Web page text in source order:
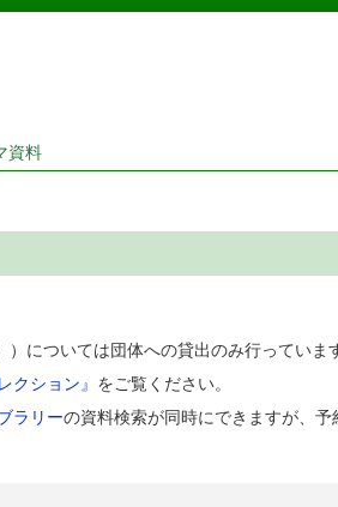
書検索・予約システム
資料
については団体への貸出のみ行っていま
クション』 をご覧ください。
ラリーの資料検索が同時にできますが、予